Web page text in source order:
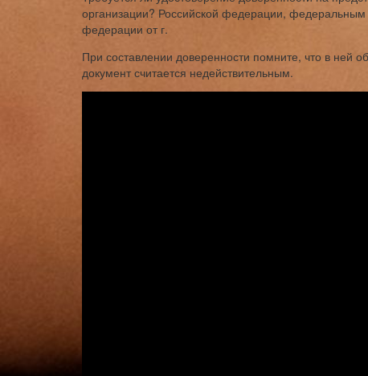
организации? Российской федерации,
федерации от г.
При составлении доверенности помните, что в ней
документ считается недействительным.